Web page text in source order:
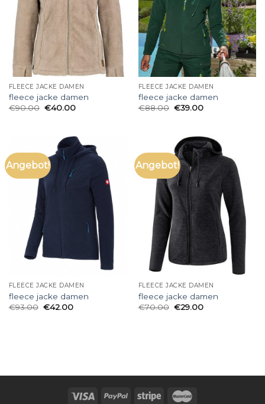
FLEECE JACKE DAMEN
fleece jacke damen
€90.00 €40.00
FLEECE JACKE DAMEN
fleece jacke damen
€88.00 €39.00
Angebot!
FLEECE JACKE DAMEN
fleece jacke damen
€93.00 €42.00
Angebot!
FLEECE JACKE DAMEN
fleece jacke damen
€70.00 €29.00